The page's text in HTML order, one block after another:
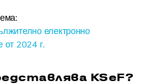
електронно
от 2024 г.
KSeF?